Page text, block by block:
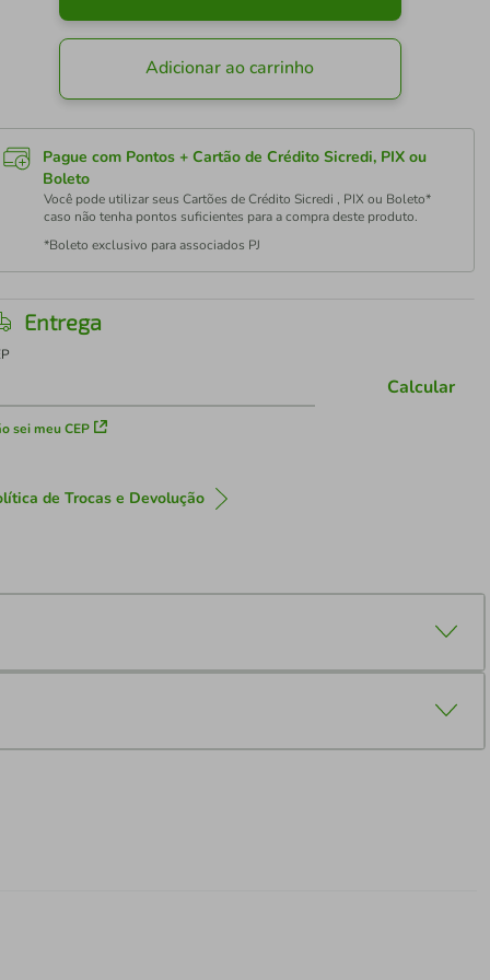
Adicionar ao carrinho
Pague com Pontos + Cartão de Crédito Sicredi, PIX ou
Boleto
Você pode utilizar seus Cartões de Crédito Sicredi , PIX ou Boleto*
caso não tenha pontos suficientes para a compra deste produto.
*Boleto exclusivo para associados PJ
Entrega
sei meu CEP
Calcular
de Trocas e Devolução